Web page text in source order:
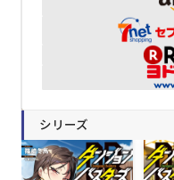
シリーズ